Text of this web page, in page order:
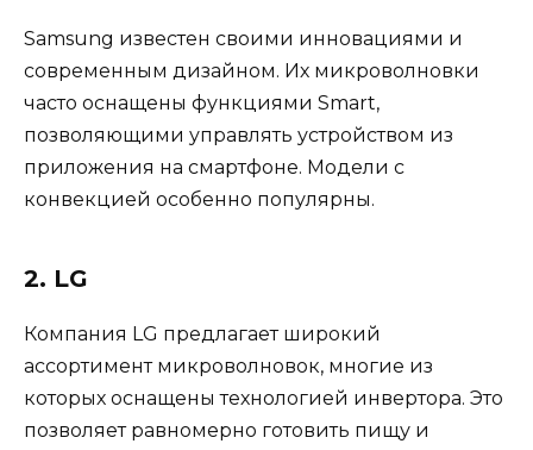
Samsung известен своими инновациями и
современным дизайном. Их микроволновки
часто оснащены функциями Smart,
позволяющими управлять устройством из
приложения на смартфоне. Модели с
конвекцией особенно популярны.
2. LG
Компания LG предлагает широкий
ассортимент микроволновок, многие из
которых оснащены технологией инвертора. Это
позволяет равномерно готовить пищу и